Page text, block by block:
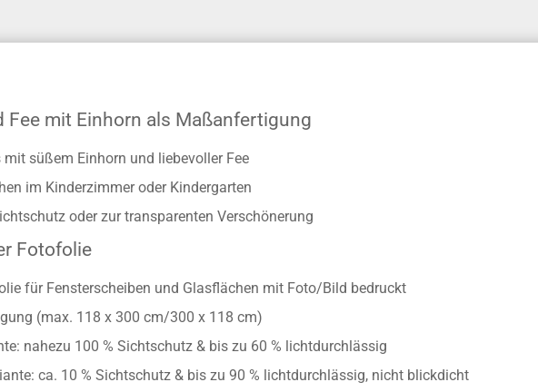
Fee mit Einhorn als Maßanfertigung
süßem Einhorn und liebevoller Fee
im Kinderzimmer oder Kindergarten
oder zur transparenten Verschönerung
Fotofolie
für Fensterscheiben und Glasflächen mit Foto/Bild bedruckt
(max. 118 x 300 cm/300 x 118 cm)
nahezu 100 % Sichtschutz & bis zu 60 % lichtdurchlässig
ca. 10 % Sichtschutz & bis zu 90 % lichtdurchlässig, nicht blickdicht